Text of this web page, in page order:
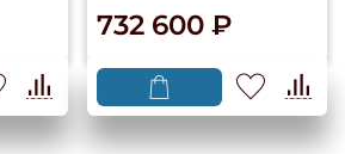
732 600 ₽